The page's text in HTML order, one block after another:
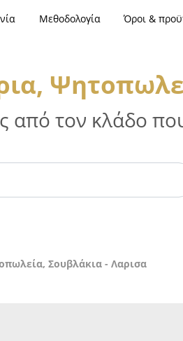
Μεθοδολογία Όροι &
από τον κλάδο
Σουβλάκια - Λαρισα